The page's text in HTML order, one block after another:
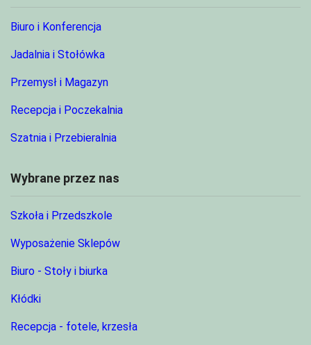
Biuro i Konferencja
Jadalnia i Stołówka
Przemysł i Magazyn
Recepcja i Poczekalnia
Szatnia i Przebieralnia
Wybrane przez nas
Szkoła i Przedszkole
Wyposażenie Sklepów
Biuro - Stoły i biurka
Kłódki
Recepcja - fotele, krzesła